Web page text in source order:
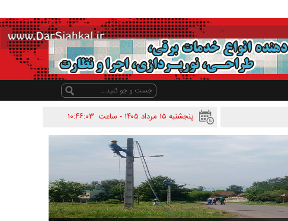
پنجشنبه ۱۵ مرداد ۱۴۰۵ - ساعت
۱۰:۴۶:۰۳